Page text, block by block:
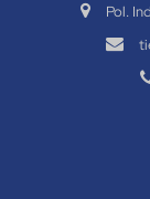
Pol.
.